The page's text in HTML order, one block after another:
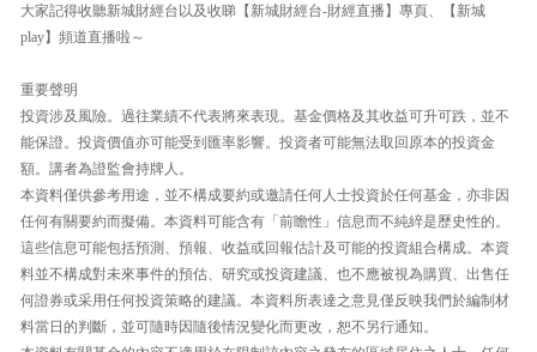
大家記得收聽新城財經台以及收睇【新城財經台-財經直播】專頁、【新城
play】頻道直播啦～
重要聲明
投資涉及風險。過往業績不代表將來表現。基金價格及其收益可升可跌，並不
能保證。投資價值亦可能受到匯率影響。投資者可能無法取回原本的投資金
額。講者為證監會持牌人。
本資料僅供參考用途，並不構成要約或邀請任何人士投資於任何基金，亦非因
任何有關要約而擬備。本資料可能含有「前瞻性」信息而不純綷是歷史性的。
這些信息可能包括預測、預報、收益或回報估計及可能的投資組合構成。本資
料並不構成對未來事件的預估、研究或投資建議、也不應被視為購買、出售任
何證券或采用任何投資策略的建議。本資料所表達之意見僅反映我們於編制材
料當日的判斷，並可隨時因隨後情況變化而更改，恕不另行通知。